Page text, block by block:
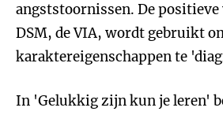
angststoornissen. De positieve
DSM, de VIA, wordt gebruikt
karaktereigenschappen te
In 'Gelukkig zijn kun je leren'